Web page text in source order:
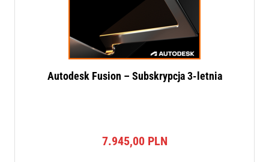
Autodesk Fusion – Subskrypcja 3-letnia
7.945,00 PLN